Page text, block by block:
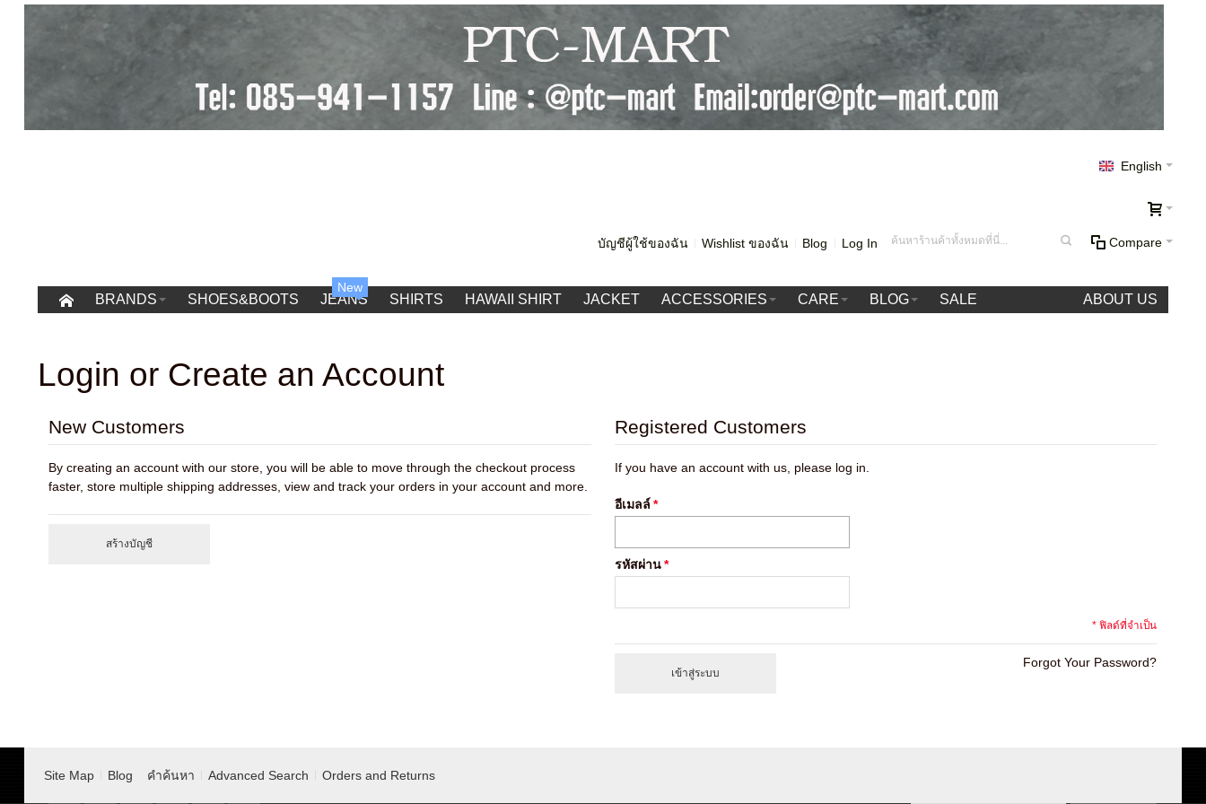
English
Compare
บัญชีผู้ใช้ของฉัน Wishlist ของฉัน Blog Log In
BRANDS SHOES&BOOTS JEANS
New
SHIRTS HAWAII SHIRT JACKET ACCESSORIES CARE BLOG SALE ABOUT US
Login or Create an Account
New Customers
By creating an account with our store, you will be able to move through the checkout process
faster, store multiple shipping addresses, view and track your orders in your account and more.
สร้างบัญชี
Registered Customers
If you have an account with us, please log in.
*
อีเมลล์
*
รหัสผ่าน
* ฟิลด์ที่จำเป็น
Forgot Your Password?
เข้าสู่ระบบ
Site Map Blog คำค้นหา Advanced Search Orders and Returns